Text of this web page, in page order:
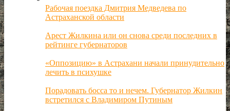
Рабочая поездка Дмитрия Медведева по
Астраханской области
Арест Жилкина или он снова среди последних в
рейтинге губернаторов
«Оппозицию» в Астрахани начали принудительно
лечить в психушке
Порадовать босса то и нечем. Губернатор Жилкин
встретился с Владимиром Путиным